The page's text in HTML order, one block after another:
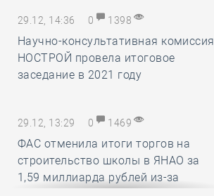
29.12, 14:36 0 1398
Научно-консультативная комиссия
НОСТРОЙ провела итоговое
заседание в 2021 году
29.12, 13:29 0 1469
ФАС отменила итоги торгов на
строительство школы в ЯНАО за
1,59 миллиарда рублей из-за